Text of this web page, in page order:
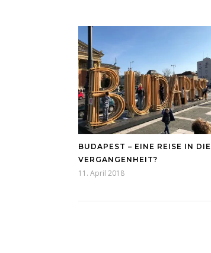
BUDAPEST – EINE REISE IN DIE
VERGANGENHEIT?
11. April 2018